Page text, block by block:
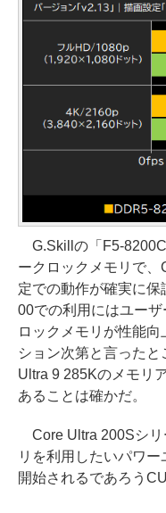
G.Skillの「F5-
ークロックメモリで
定での動作が確実に
00での利用にはユー
ロックメモリが性能
ション次第と言った
Ultra 9 285Kのメモリ
あることは確かだ。
Core Ultra 200Sシリ
リを利用したいパワ
開始されるであろう